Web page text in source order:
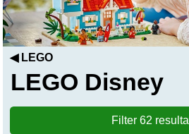
◀ LEGO
LEGO Disney
Filter 62